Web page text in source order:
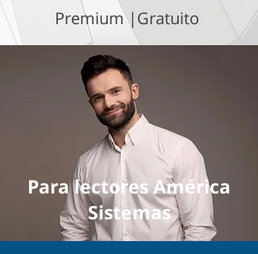
Premium |Gratuito
Para lectores América
Sistemas